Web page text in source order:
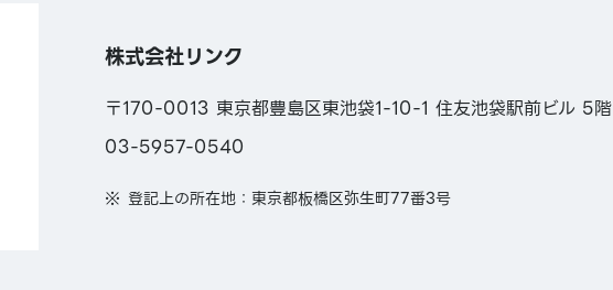
株式会社リンク
〒170-0013 東京都豊島区東池袋1-10-1 住友池袋駅前ビル 5階
03-5957-0540
登記上の所在地：東京都板橋区弥生町77番3号